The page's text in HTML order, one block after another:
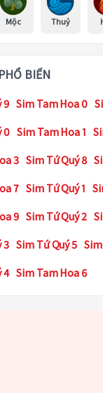
Mộc Thuỷ
BIẾN
9 Sim Tam Hoa 0
0 Sim Tam Hoa 1
3 Sim Tứ Quý 8
7 Sim Tứ Quý 1
9 Sim Tứ Quý 2
3 Sim Tứ Quý 5
4 Sim Tam Hoa 6